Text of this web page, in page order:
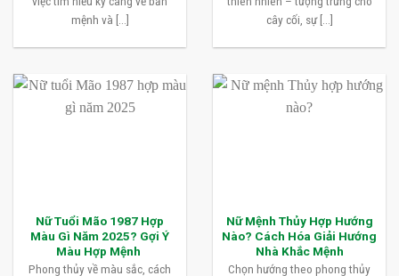
mệnh và [...]
cây cối, sự [...]
Nữ Tuổi Mão 1987 Hợp
Màu Gì Năm 2025? Gợi Ý
Màu Hợp Mệnh
Phong thủy về màu sắc, cách
Nữ Mệnh Thủy Hợp Hướng
Nào? Cách Hóa Giải Hướng
Nhà Khắc Mệnh
Chọn hướng theo phong thủy